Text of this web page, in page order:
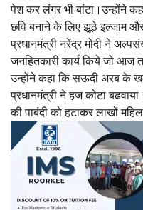
पेश कर लंगर भी बांटा।उन्होंने
छवि बनाने के लिए झूठे इल्जाम
प्रधानमंत्री नरेंद्र मोदी ने
जनहितकारी कार्य किये जो आज
उन्होंने कहा कि सऊदी अरब के
प्रधानमंत्री ने हज कोटा
की पाबंदी को हटाकर लाखों